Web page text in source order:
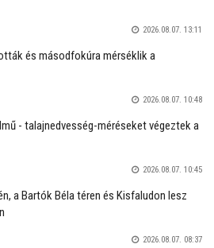
2026.08.07. 13:11
és másodfokúra mérséklik a
2026.08.07. 10:48
- talajnedvesség-méréseket végeztek a
2026.08.07. 10:45
a Bartók Béla téren és Kisfaludon lesz
2026.08.07. 08:37